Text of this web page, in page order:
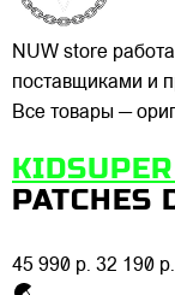
NUW store
поставщиками и
Все товары —
PATCHES
45 990 р. 32 190 р.